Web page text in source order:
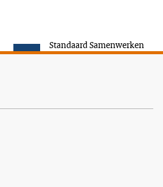
Standaard Samenwerken